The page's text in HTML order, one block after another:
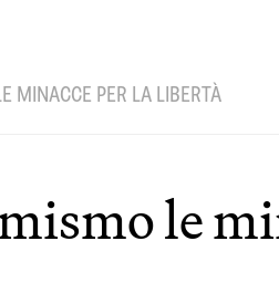
MINACCE PER LA LIBERTÀ
le